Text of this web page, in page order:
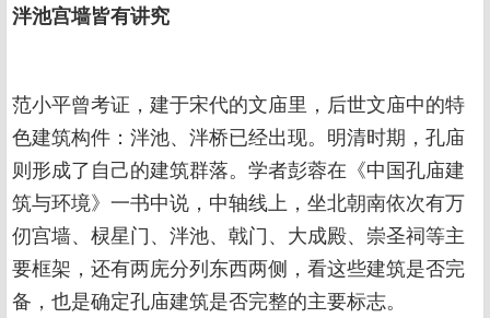
泮池宫墙皆有讲究
范小平曾考证，建于宋代的文庙里，后世文庙中的特
色建筑构件：泮池、泮桥已经出现。明清时期，孔庙
则形成了自己的建筑群落。学者彭蓉在《中国孔庙建
筑与环境》一书中说，中轴线上，坐北朝南依次有万
仞宫墙、棂星门、泮池、戟门、大成殿、崇圣祠等主
要框架，还有两庑分列东西两侧，看这些建筑是否完
备，也是确定孔庙建筑是否完整的主要标志。